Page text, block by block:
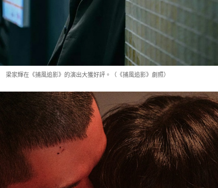
梁家輝在《捕風追影》的演出大獲好評。（《捕風追影》劇照）